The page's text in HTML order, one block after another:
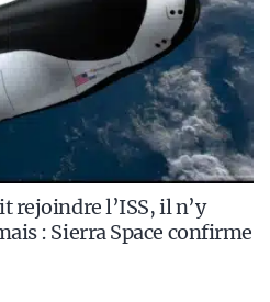
rejoindre l’ISS, il n’y
: Sierra Space confirme